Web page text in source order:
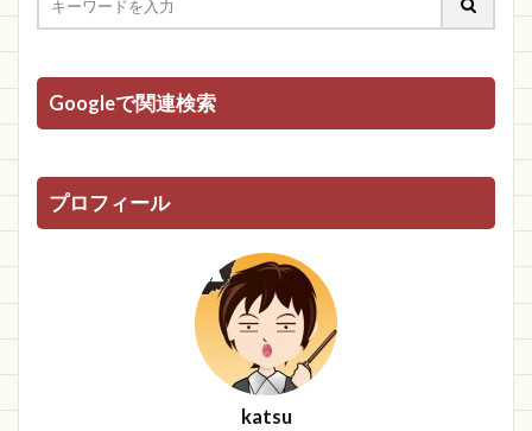
Googleで関連検索
プロフィール
katsu